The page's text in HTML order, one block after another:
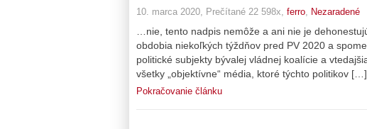
10. marca 2020, Prečítané 22 598x, ferro Nezaradené
…nie, tento nadpis nemôže a ani nie je
obdobia niekoľkých týždňov pred PV 2020 a
politické subjekty bývalej vládnej koalície a
všetky „objektívne“ média, ktoré týchto politikov […]
Pokračovanie článku